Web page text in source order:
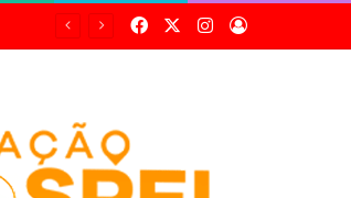
FacebookInstagram
Entrar